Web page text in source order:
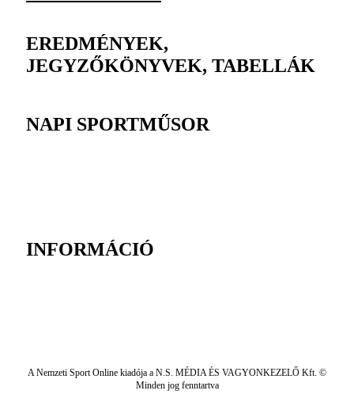
EREDMÉNYEK,
JEGYZŐKÖNYVEK, TABELLÁK
NAPI SPORTMŰSOR
INFORMÁCIÓ
A Nemzeti Sport Online kiadója a N.S. MÉDIA ÉS VAGYONKEZELŐ Kft. ©
Minden jog fenntartva